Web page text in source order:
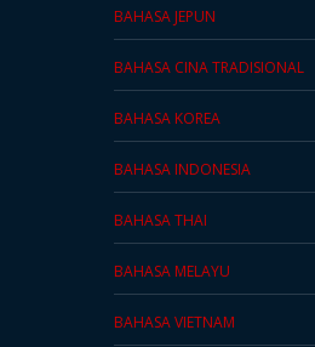
BAHASA JEPUN
BAHASA CINA TRADISIONAL
BAHASA KOREA
BAHASA INDONESIA
BAHASA THAI
BAHASA MELAYU
BAHASA VIETNAM